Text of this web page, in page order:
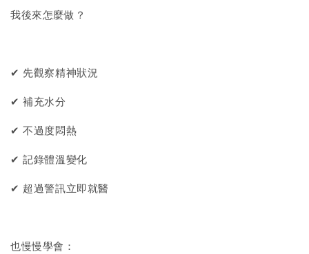
我後來怎麼做？
✔ 先觀察精神狀況
✔ 補充水分
✔ 不過度悶熱
✔ 記錄體溫變化
✔ 超過警訊立即就醫
也慢慢學會：